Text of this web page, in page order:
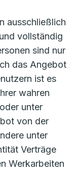
ausschließlich
vollständig
sind nur
das Angebot
ist es
wahren
unter
von der
unter
Verträge
Werkarbeiten